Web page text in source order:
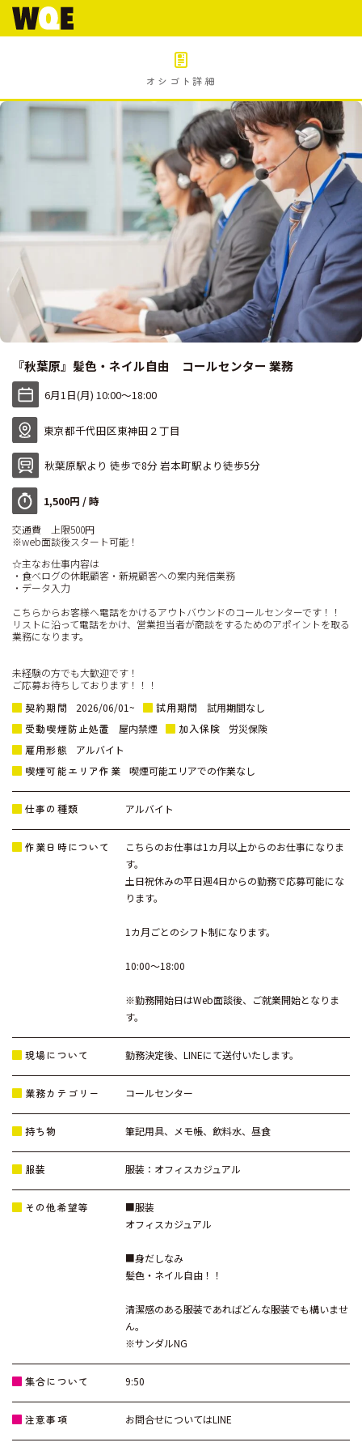
オシゴト詳細
『秋葉原』髪色・ネイル自由 コールセンター 業務
6月1日(月) 10:00〜18:00
東京都千代田区東神田２丁目
秋葉原駅より 徒歩で8分 岩本町駅より徒歩5分
1,500円 / 時
交通費 上限500円
※web面談後スタート可能！
☆主なお仕事内容は
・食べログの休眠顧客・新規顧客への案内発信業務
・データ入力
こちらからお客様へ電話をかけるアウトバウンドのコールセンターです！！
リストに沿って電話をかけ、営業担当者が商談をするためのアポイントを取る
業務になります。
未経験の方でも大歓迎です！
ご応募お待ちしております！！！
契約期間
2026/06/01~ 試用期間
試用期間なし
受動喫煙防止処置
屋内禁煙 加入保険
労災保険
雇用形態
アルバイト
喫煙可能エリア作業
喫煙可能エリアでの作業なし
仕事の種類 アルバイト
作業日時について
こちらのお仕事は1カ月以上からのお仕事になりま
す。
土日祝休みの平日週4日からの勤務で応募可能にな
ります。
1カ月ごとのシフト制になります。
10:00～18:00
※勤務開始日はWeb面談後、ご就業開始となりま
す。
現場について 勤務決定後、LINEにて送付いたします。
業務カテゴリー コールセンター
持ち物 筆記用具、メモ帳、飲料水、昼食
服装 服装：オフィスカジュアル
その他希望等
■服装
オフィスカジュアル
■身だしなみ
髪色・ネイル自由！！
清潔感のある服装であればどんな服装でも構いませ
ん。
※サンダルNG
集合について 9:50
注意事項 お問合せについてはLINE